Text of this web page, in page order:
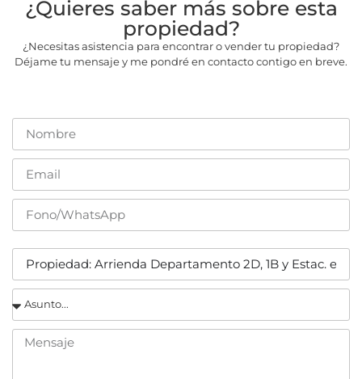
¿Quieres saber más sobre esta
propiedad?
¿Necesitas asistencia para encontrar o vender tu propiedad?
Déjame tu mensaje y me pondré en contacto contigo en breve.